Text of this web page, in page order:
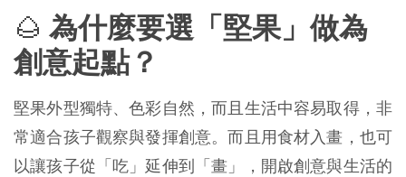
🌰 為什麼要選「堅果」做為
創意起點？
堅果外型獨特、色彩自然，而且生活中容易取得，非
常適合孩子觀察與發揮創意。而且用食材入畫，也可
以讓孩子從「吃」延伸到「畫」，開啟創意與生活的